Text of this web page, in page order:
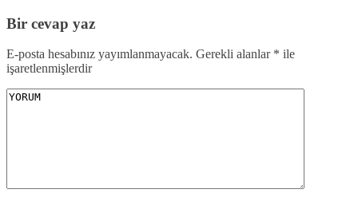
Bir cevap yaz
E-posta hesabınız yayımlanmayacak. Gerekli alanlar * ile
işaretlenmişlerdir